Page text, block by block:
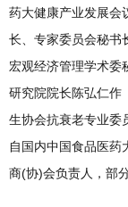
药大健康产业发展会
长、专家委员会秘书
宏观经济管理学术委
研究院院长陈弘仁作
生协会抗衰老专业委
自国内中国食品医药
商(协)会负责人，部